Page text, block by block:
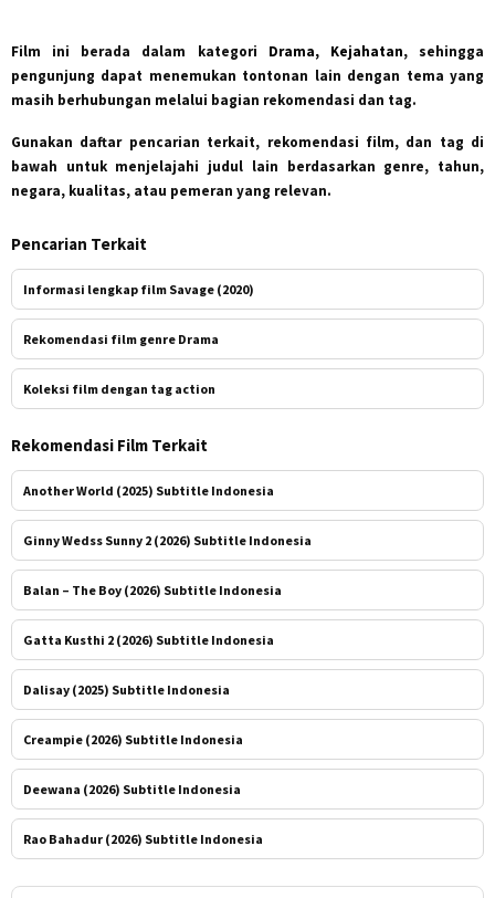
Film ini berada dalam kategori Drama, Kejahatan, sehingga
pengunjung dapat menemukan tontonan lain dengan tema yang
masih berhubungan melalui bagian rekomendasi dan tag.
Gunakan daftar pencarian terkait, rekomendasi film, dan tag di
bawah untuk menjelajahi judul lain berdasarkan genre, tahun,
negara, kualitas, atau pemeran yang relevan.
Pencarian Terkait
Informasi lengkap film Savage (2020)
Rekomendasi film genre Drama
Koleksi film dengan tag action
Rekomendasi Film Terkait
Another World (2025) Subtitle Indonesia
Ginny Wedss Sunny 2 (2026) Subtitle Indonesia
Balan – The Boy (2026) Subtitle Indonesia
Gatta Kusthi 2 (2026) Subtitle Indonesia
Dalisay (2025) Subtitle Indonesia
Creampie (2026) Subtitle Indonesia
Deewana (2026) Subtitle Indonesia
Rao Bahadur (2026) Subtitle Indonesia